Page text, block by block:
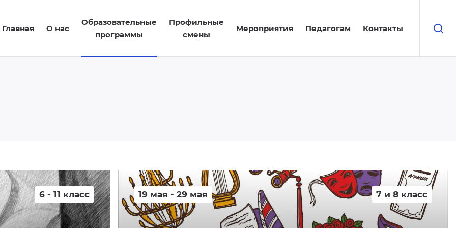
Главная О нас
Образовательные
программы
Профильные
смены
Мероприятия Педагогам Контакты
6 - 11 класс 19 мая - 29 мая 7 и 8 класс